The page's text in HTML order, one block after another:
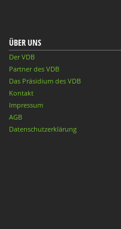
ÜBER UNS
Der VDB
Partner des VDB
Das Präsidium des VDB
Kontakt
Impressum
AGB
Datenschutzerklärung